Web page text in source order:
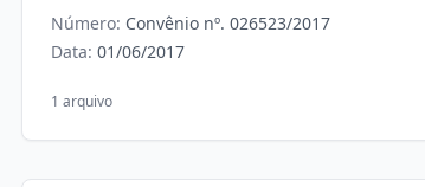
Número: Convênio nº. 026523/2017
Data: 01/06/2017
1 arquivo